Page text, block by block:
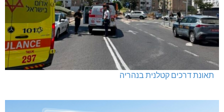
תאונת דרכים קטלנית בנהריה